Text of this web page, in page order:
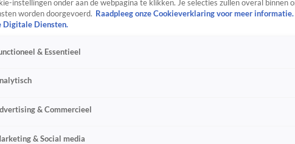
instellingen onder aan de webpagina te klikken. Je selecties zullen overal binnen
worden doorgevoerd. Raadpleeg onze Cookieverklaring voor meer informatie.
Digitale Diensten.
& Essentieel
& Commercieel
& Social media